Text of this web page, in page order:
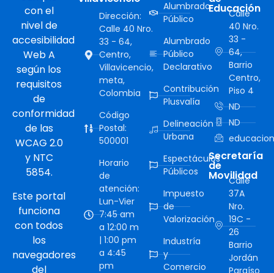
con el
nivel de
accesibilidad
Web A
según los
requisitos
de
conformidad
de las
WCAG 2.0
y NTC
5854.
Este portal
funciona
con todos
los
navegadores
del
Dirección:
Calle 40 Nro.
33 - 64,
Centro,
Villavicencio,
meta,
Colombia
Código
Postal:
500001
Horario
de
atención:
Lun-Vier
7:45 am
a 12:00 m
| 1:00 pm
a 4:45
pm
Alumbrado
Público
Alumbrado
Público
Declarativo
Contribución
Plusvalía
Delineación
Urbana
Espectáculos
Públicos
Impuesto
de
Valorización
Industría
y
Comercio
Educación
Calle
40 Nro.
33 -
64,
Barrio
Centro,
Piso 4
ND
ND
Secretaría
de
Movilidad
Calle
37A
Nro.
19C -
26
Barrio
Jordán